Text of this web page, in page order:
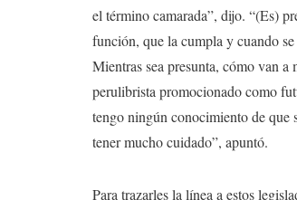
el término camarada”, dijo. “(Es)
función, que la cumpla y cuando
Mientras sea presunta, cómo van
perulibrista promocionado como
tengo ningún conocimiento de que
tener mucho cuidado”, apuntó.
Para trazarles la línea a estos